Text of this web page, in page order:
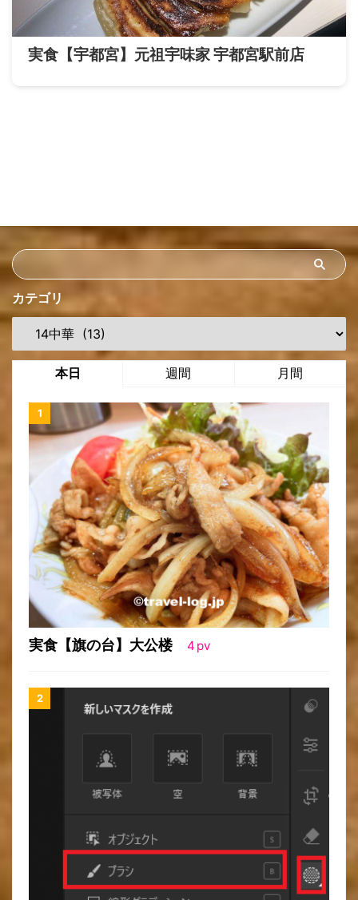
実食【宇都宮】元祖宇味家 宇都宮駅前店
カテゴリ
本日 週間 月間
実食【旗の台】大公楼 4 pv